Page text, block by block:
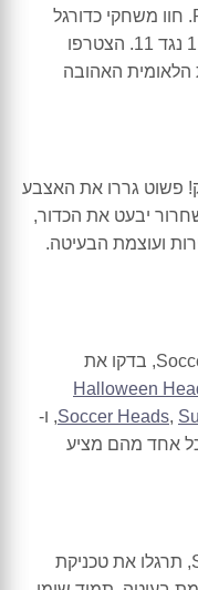
באינטרנט שפותח על ידי Radical Play. חוו משחקי כדורגל
תלת-ממדיים מרגשים עם משחק של 11 נגד 11. הצטרפו
הנבחרת הלאומית האהובה
פשוט גררו את האצבע
יבעט את הכדור,
ועוצמת הבעיטה.
אם אתם נהנים מ-Soccer Skills: Euro Cup, בדקו את
Halloween
Soccer Heads,
, ו-
אחד מהם מציע
כדי לשלוט ב-Soccer Skills: Euro Cup, תרגלו את טכניקת